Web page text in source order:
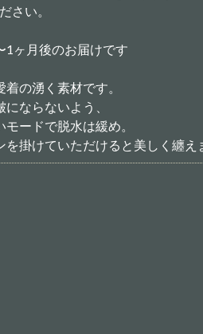
さい。
1ヶ月後のお届けです
の湧く素材です。
ならないよう、
ードで脱水は緩め。
掛けていただけると美しく纏え